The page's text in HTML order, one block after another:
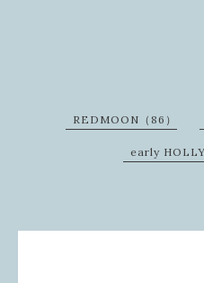
REDMOON（86）
early